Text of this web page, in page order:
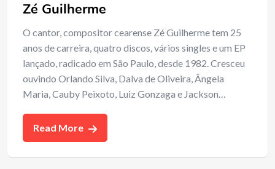
Zé Guilherme
O cantor, compositor cearense Zé Guilherme tem 25
anos de carreira, quatro discos, vários singles e um EP
lançado, radicado em São Paulo, desde 1982. Cresceu
ouvindo Orlando Silva, Dalva de Oliveira, Ângela
Maria, Cauby Peixoto, Luiz Gonzaga e Jackson…
Read More